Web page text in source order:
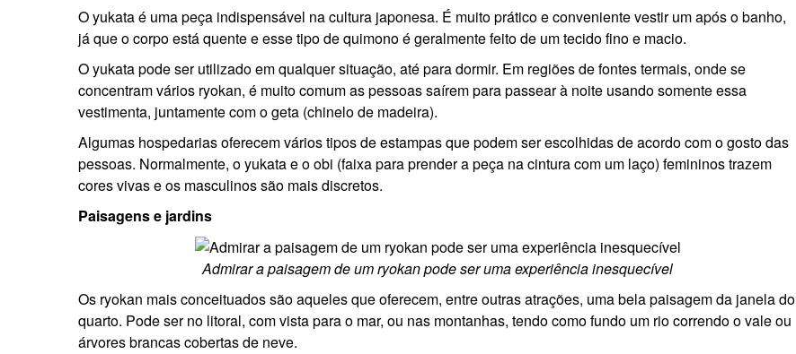
O yukata é uma peça indispensável na cultura japonesa. É muito prático e conveniente vestir um após o banho,
já que o corpo está quente e esse tipo de quimono é geralmente feito de um tecido fino e macio.
O yukata pode ser utilizado em qualquer situação, até para dormir. Em regiões de fontes termais, onde se
concentram vários ryokan, é muito comum as pessoas saírem para passear à noite usando somente essa
vestimenta, juntamente com o geta (chinelo de madeira).
Algumas hospedarias oferecem vários tipos de estampas que podem ser escolhidas de acordo com o gosto das
pessoas. Normalmente, o yukata e o obi (faixa para prender a peça na cintura com um laço) femininos trazem
cores vivas e os masculinos são mais discretos.
Paisagens e jardins
Admirar a paisagem de um ryokan pode ser uma experiência inesquecível
Os ryokan mais conceituados são aqueles que oferecem, entre outras atrações, uma bela paisagem da janela do
quarto. Pode ser no litoral, com vista para o mar, ou nas montanhas, tendo como fundo um rio correndo o vale ou
árvores brancas cobertas de neve.